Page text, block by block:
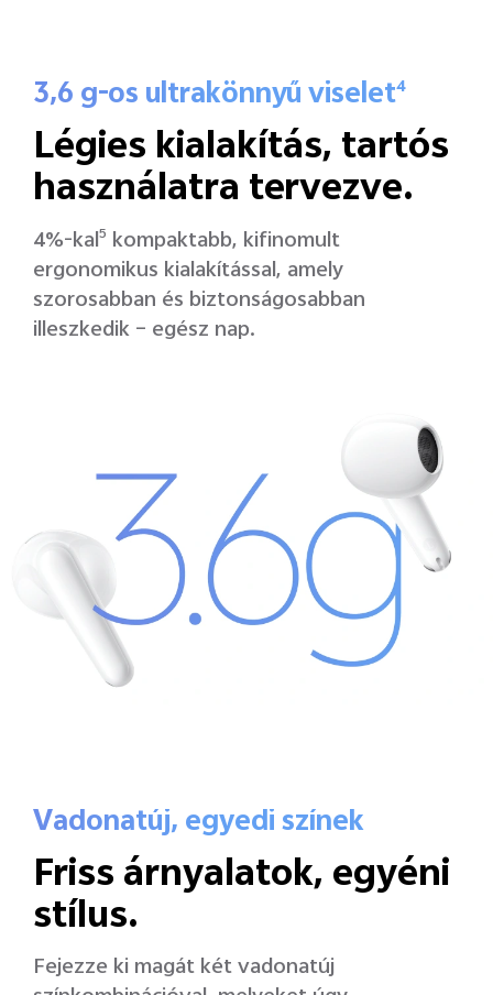
3,6 g-os ultrakönnyű viselet4
Légies kialakítás,tartós
használatra tervezve.
4%-kal5 kompaktabb, kifinomult
ergonomikus kialakítással, amely
szorosabban és biztonságosabban
illeszkedik – egész nap.
Vadonatúj, egyedi színek
Friss árnyalatok,egyéni
stílus.
Fejezze ki magát két vadonatúj